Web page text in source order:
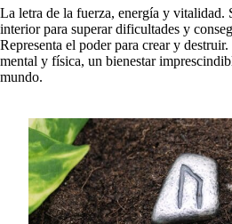
La letra de la fuerza, energía y vitalidad.
interior para superar dificultades y
Representa el poder para crear y
mental y física, un bienestar
mundo.